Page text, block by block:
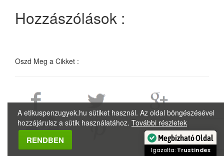
Hozzászólások :
Oszd Meg a Cikket :
A etikuspenzugyek.hu sütiket használ. Az oldal böngészésével
hozzájárulsz a sütik használatához. További részletek
RENDBEN Megbízható Oldal
Igazolta: Trustindex